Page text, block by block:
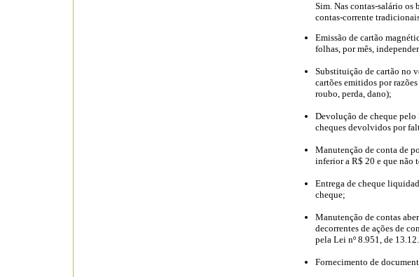
Sim. Nas contas-salário os
contas-corrente
Emissão de cartão
folhas, por mês,
Substituição de cartão no
cartões emitidos por
roubo, perda, dano);
Devolução de cheque pelo
cheques devolvidos por
Manutenção de conta de
inferior a R$ 20 e que não
Entrega de cheque
cheque;
Manutenção de contas
decorrentes de ações de
pela Lei nº 8.951, de
Fornecimento de